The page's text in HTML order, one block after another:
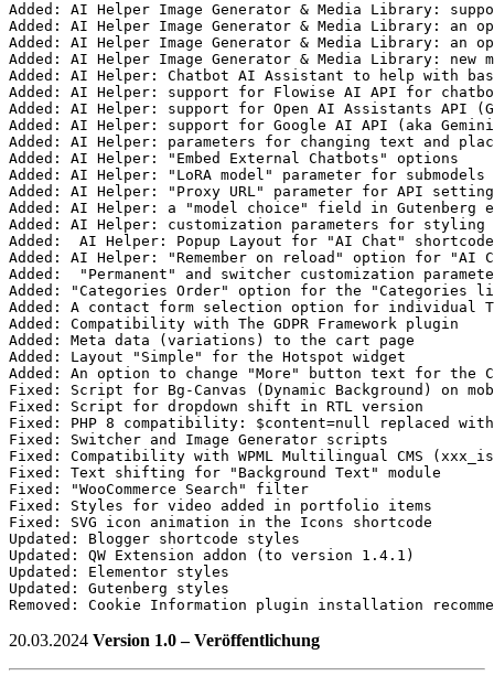
Added: AI Helper Image Generator & Media Library:
Added: AI Helper Image Generator & Media Library:
Added: AI Helper Image Generator & Media Library:
Added: AI Helper Image Generator & Media Library:
Added: AI Helper: Chatbot AI Assistant to help with
Added: AI Helper: support for Flowise AI API for
Added: AI Helper: support for Open AI Assistants API
Added: AI Helper: support for Google AI API (aka
Added: AI Helper: parameters for changing text and
Added: AI Helper: "Embed External Chatbots" options
Added: AI Helper: "LoRA model" parameter for submodels
Added: AI Helper: "Proxy URL" parameter for API
Added: AI Helper: a "model choice" field in Gutenberg
Added: AI Helper: customization parameters for
Added:  AI Helper: Popup Layout for "AI Chat" shortcode
Added: AI Helper: "Remember on reload" option for "AI
Added:  "Permanent" and switcher customization
Added: "Categories Order" option for the "Categories
Added: A contact form selection option for individual
Added: Compatibility with The GDPR Framework plugin
Added: Meta data (variations) to the cart page
Added: Layout "Simple" for the Hotspot widget
Added: An option to change "More" button text for the
Fixed: Script for Bg-Canvas (Dynamic Background) on
Fixed: Script for dropdown shift in RTL version
Fixed: PHP 8 compatibility: $content=null replaced
Fixed: Switcher and Image Generator scripts
Fixed: Compatibility with WPML Multilingual CMS
Fixed: Text shifting for "Background Text" module
Fixed: "WooCommerce Search" filter
Fixed: Styles for video added in portfolio items
Fixed: SVG icon animation in the Icons shortcode
Updated: Blogger shortcode styles
Updated: QW Extension addon (to version 1.4.1)
Updated: Elementor styles
Updated: Gutenberg styles
Removed: Cookie Information plugin installation
20.03.2024 Version 1.0 – Veröffentlichung